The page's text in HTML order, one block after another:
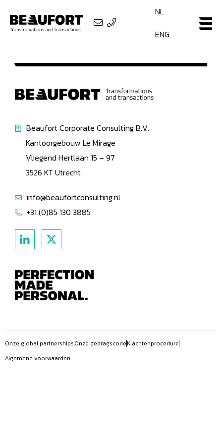
NL
ENG
Beaufort Corporate Consulting B.V.
Kantoorgebouw Le Mirage
Vliegend Hertlaan 15 – 97
3526 KT Utrecht
info@beaufortconsulting.nl
+31 (0)85 130 3885
Onze global partnershipsOnze gedragscodeKlachtenprocedure
Algemene voorwaarden